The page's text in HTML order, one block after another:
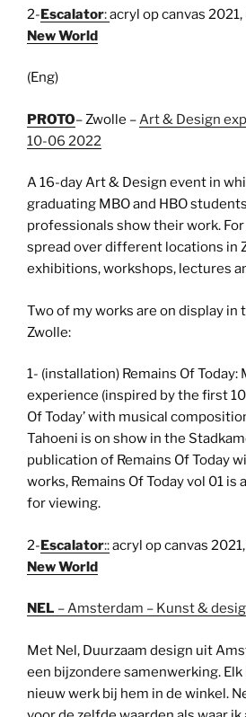
2-Escalator:acryl op canvas
New World
(Eng)
PROTO– Zwolle –Art & Design
10-06 2022
A 16-day Art & Design event in
graduating MBO and HBO
professionals show their work.
spread over different locations in
exhibitions, workshops, lectures
Two of my works are on display in
Zwolle:
1- (installation) Remains Of Today:
experience (inspired by the first 10
Of Today’ with musical
Tahoeni is on show in the
publication of Remains Of Today
works, Remains Of Today vol 01 is
for viewing.
2-Escalator::acryl op canvas
New World
NEL – Amsterdam – Kunst &
Met Nel, Duurzaam design uit
een bijzondere samenwerking. Elk
nieuw werk bij hem in de winkel.